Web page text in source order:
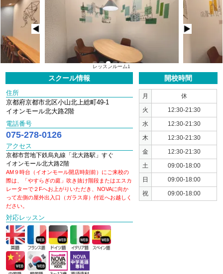
スクール情報
住所
京都府京都市北区小山北上総町49-1
イオンモール北大路2階
電話番号
075-278-0126
アクセス
京都市営地下鉄烏丸線「北大路駅」すぐ
イオンモール北大路2階
AM９時台（イオンモール開店時刻前）にご来校の
際は、「やすらぎの庭」吹き抜け階段またはエスカ
レーターで２Fへお上がりいただき、NOVAに向か
って左側の屋外出入口（ガラス扉）付近へお越しく
ださい。
対応レッスン
開校時間
月 休
火 12:30-21:30
水 12:30-21:30
木 12:30-21:30
金 12:30-21:30
土 09:00-18:00
日 09:00-18:00
祝 09:00-18:00
レッスンルーム1
1 2 3 4 5 6